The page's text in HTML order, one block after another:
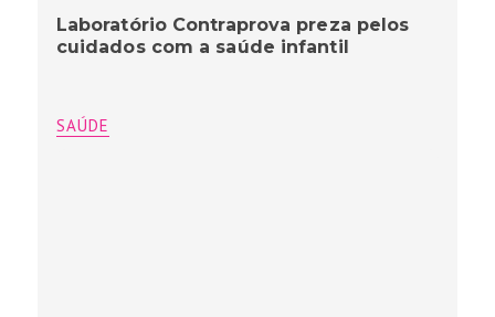
Laboratório Contraprova preza pelos
cuidados com a saúde infantil
SAÚDE